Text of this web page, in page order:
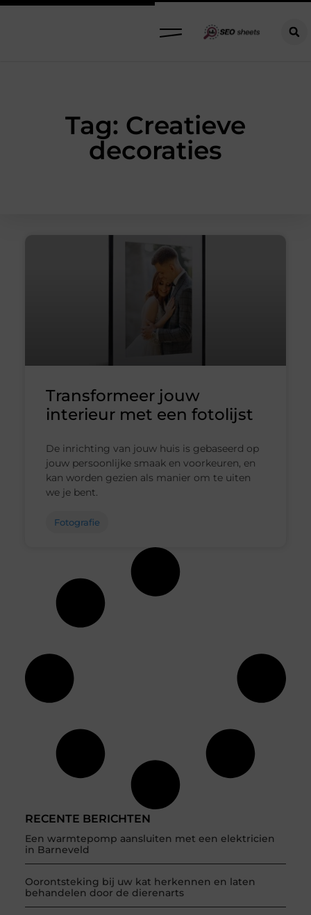
Tag: Creatieve
decoraties
RECENTE BERICHTEN
Een warmtepomp aansluiten met een elektricien
in Barneveld
Oorontsteking bij uw kat herkennen en laten
behandelen door de dierenarts
Transformeer jouw
interieur met een fotolijst
De inrichting van jouw huis is gebaseerd op
jouw persoonlijke smaak en voorkeuren, en
kan worden gezien als manier om te uiten
we je bent.
Fotografie